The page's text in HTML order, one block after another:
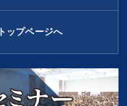
トップページへ